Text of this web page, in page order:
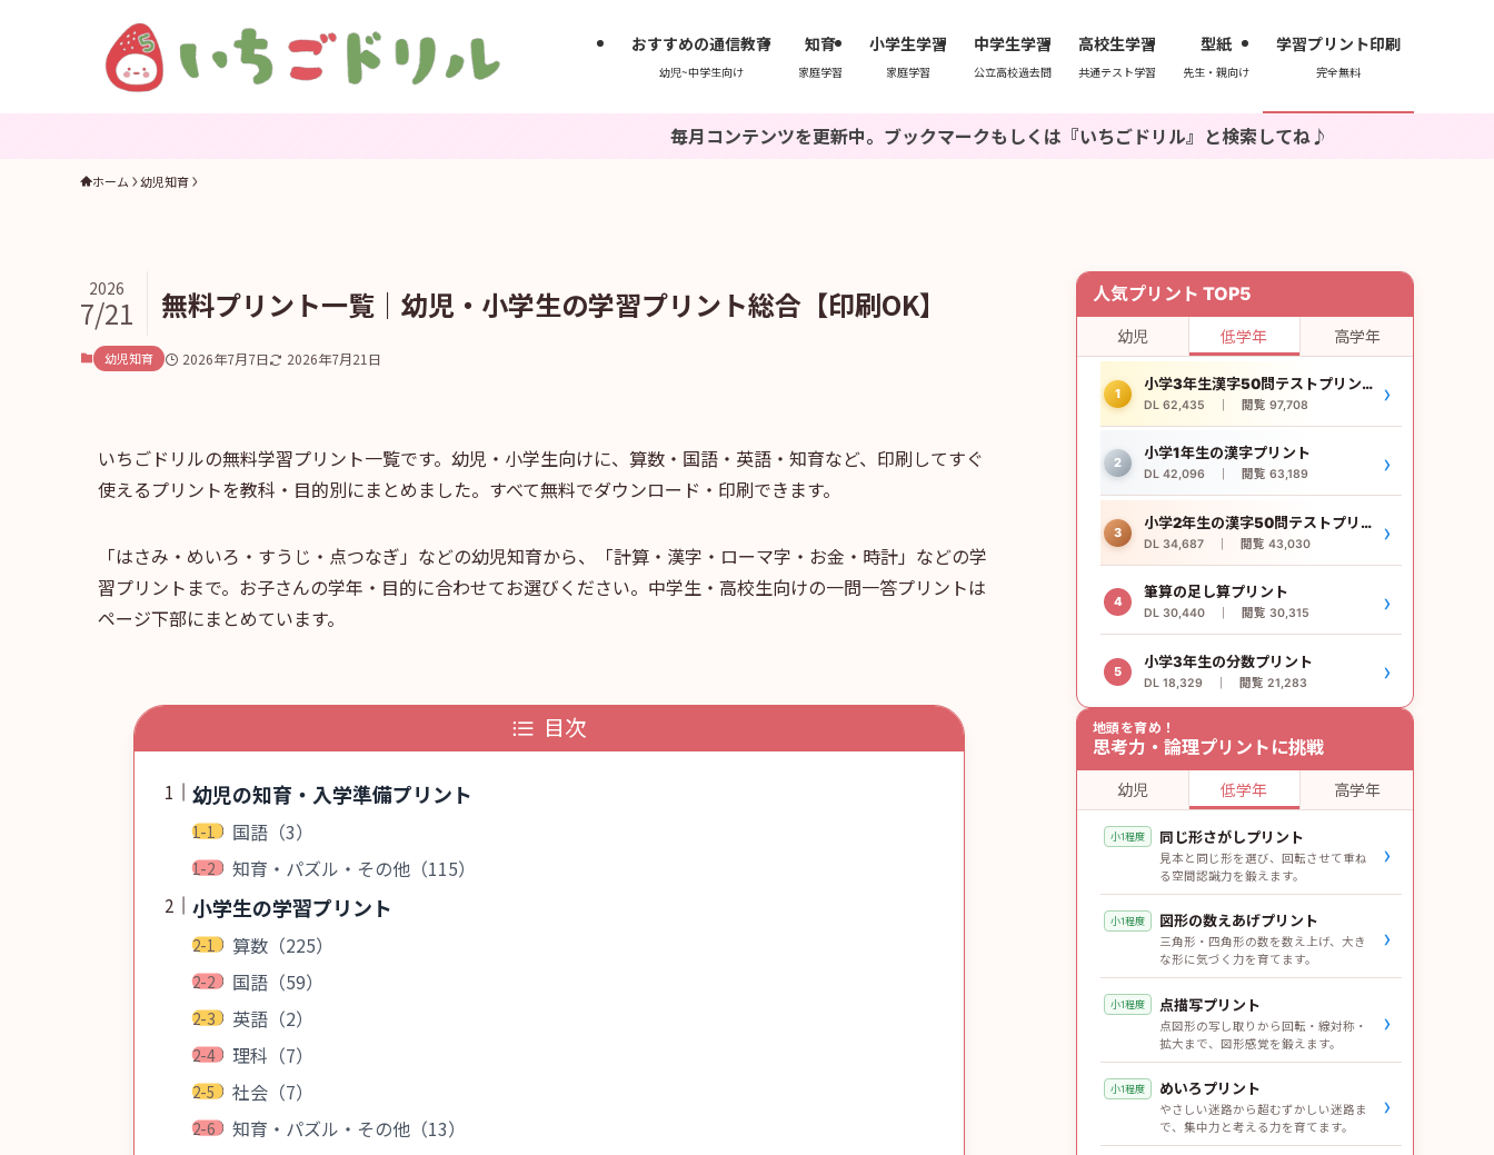
おすすめの通信教育
幼児~中学生向け
知育
家庭学習
小学生学習
家庭学習
中学生学習
公立高校過去問
高校生学習
共通テスト学習
型紙
先生・親向け
学習プリント印刷
完全無料
毎月コンテンツを更新中。ブックマークもしくは『いちごドリル』と検索してね♪
ホーム 幼児知育
無料プリント一覧｜幼児・小学生の学習プリント総合【印刷OK】
2026
7/21
幼児知育 2026年7月7日 2026年7月21日
いちごドリルの無料学習プリント一覧です。幼児・小学生向けに、算数・国語・英語・知育など、印刷してすぐ
使えるプリントを教科・目的別にまとめました。すべて無料でダウンロード・印刷できます。
「はさみ・めいろ・すうじ・点つなぎ」などの幼児知育から、「計算・漢字・ローマ字・お金・時計」などの学
習プリントまで。お子さんの学年・目的に合わせてお選びください。中学生・高校生向けの一問一答プリントは
ページ下部にまとめています。
目次
幼児の知育・入学準備プリント
国語（3）
知育・パズル・その他（115）
小学生の学習プリント
算数（225）
国語（59）
英語（2）
理科（7）
社会（7）
知育・パズル・その他（13）
人気プリント TOP5
幼児 低学年 高学年
1
小学3年生漢字50問テストプリント
DL 62,435 ｜ 閲覧 97,708 ›
2
小学1年生の漢字プリント
DL 42,096 ｜ 閲覧 63,189 ›
3
小学2年生の漢字50問テストプリント
DL 34,687 ｜ 閲覧 43,030 ›
4
筆算の足し算プリント
DL 30,440 ｜ 閲覧 30,315 ›
5
小学3年生の分数プリント
DL 18,329 ｜ 閲覧 21,283 ›
地頭を育め！
思考力・論理プリントに挑戦
幼児 低学年 高学年
小1程度 同じ形さがしプリント
見本と同じ形を選び、回転させて重ね
る空間認識力を鍛えます。
›
小1程度 図形の数えあげプリント
三角形・四角形の数を数え上げ、大き
な形に気づく力を育てます。
›
小1程度 点描写プリント
点図形の写し取りから回転・線対称・
拡大まで、図形感覚を鍛えます。
›
小1程度 めいろプリント
やさしい迷路から超むずかしい迷路ま
で、集中力と考える力を育てます。
›